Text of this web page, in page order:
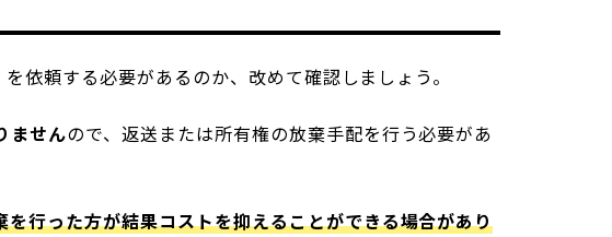
依頼する必要があるのか、改めて確認しましょう。
ませんので、返送または所有権の放棄手配を行う必要があ
行った方が結果コストを抑えることができる場合があり